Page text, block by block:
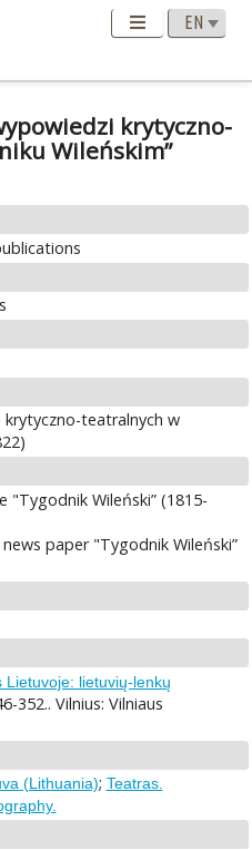
krytyczno-
Wileńskim”
teatralnych w
Wileński” (1815-
paper "Tygodnik Wileński”
lietuvių-lenkų
352.. Vilnius: Vilniaus
(Lithuania); Teatras.